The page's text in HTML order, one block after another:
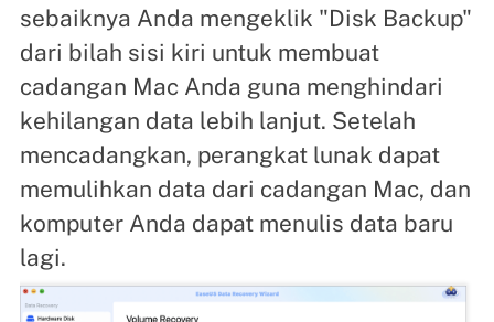
sebaiknya Anda mengeklik "Disk Backup"
dari bilah sisi kiri untuk membuat
cadangan Mac Anda guna menghindari
kehilangan data lebih lanjut. Setelah
mencadangkan, perangkat lunak dapat
memulihkan data dari cadangan Mac, dan
komputer Anda dapat menulis data baru
lagi.